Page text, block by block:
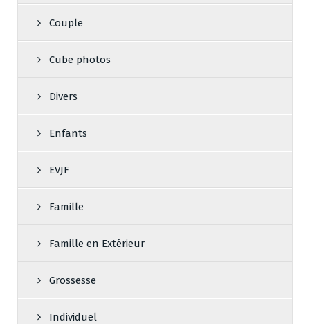
Couple
Cube photos
Divers
Enfants
EVJF
Famille
Famille en Extérieur
Grossesse
Individuel